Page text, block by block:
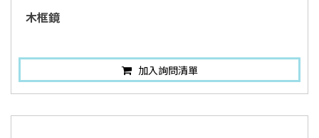
木框鏡
加入詢問清單